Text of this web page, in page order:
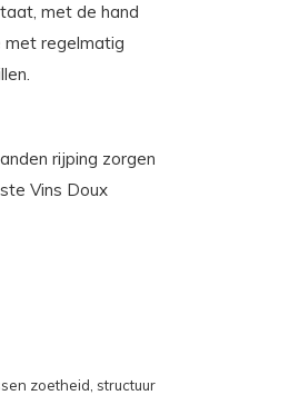
met de hand
met regelmatig
rijping zorgen
Vins Doux
zoetheid, structuur